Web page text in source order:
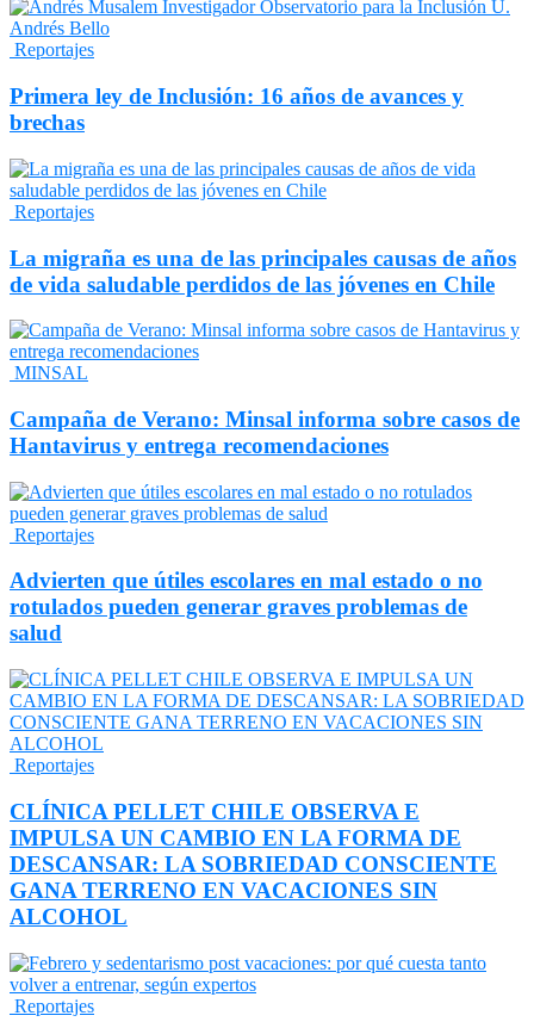
Reportajes
Primera ley de Inclusión: 16 años de avances y
brechas
Reportajes
La migraña es una de las principales causas de años
de vida saludable perdidos de las jóvenes en Chile
MINSAL
Campaña de Verano: Minsal informa sobre casos de
Hantavirus y entrega recomendaciones
Reportajes
Advierten que útiles escolares en mal estado o no
rotulados pueden generar graves problemas de
salud
Reportajes
CLÍNICA PELLET CHILE OBSERVA E
IMPULSA UN CAMBIO EN LA FORMA DE
DESCANSAR: LA SOBRIEDAD CONSCIENTE
GANA TERRENO EN VACACIONES SIN
ALCOHOL
Reportajes